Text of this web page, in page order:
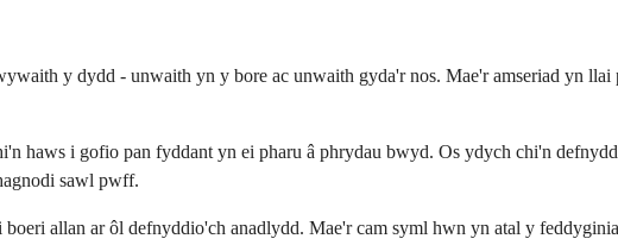
y dydd - unwaith yn y bore ac unwaith gyda'r nos. Mae'r amseriad yn
haws i gofio pan fyddant yn ei pharu â phrydau bwyd. Os ydych chi'n
sawl pwff.
allan ar ôl defnyddio'ch anadlydd. Mae'r cam syml hwn yn atal y